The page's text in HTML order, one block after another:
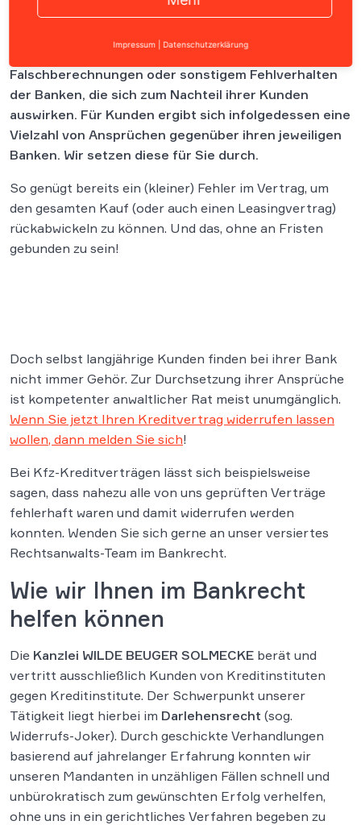
Bankgeschäften zu Falschbelehrungen,
Falschberechnungen oder sonstigem Fehlverhalten
der Banken, die sich zum Nachteil ihrer Kunden
auswirken. Für Kunden ergibt sich infolgedessen eine
Vielzahl von Ansprüchen gegenüber ihren jeweiligen
Banken. Wir setzen diese für Sie durch.
So genügt bereits ein (kleiner) Fehler im Vertrag, um
den gesamten Kauf (oder auch einen Leasingvertrag)
rückabwickeln zu können. Und das, ohne an Fristen
gebunden zu sein!
Doch selbst langjährige Kunden finden bei ihrer Bank
nicht immer Gehör. Zur Durchsetzung ihrer Ansprüche
ist kompetenter anwaltlicher Rat meist unumgänglich.
Wenn Sie jetzt Ihren Kreditvertrag widerrufen lassen
wollen, dann melden Sie sich!
Bei Kfz-Kreditverträgen lässt sich beispielsweise
sagen, dass nahezu alle von uns geprüften Verträge
fehlerhaft waren und damit widerrufen werden
konnten. Wenden Sie sich gerne an unser versiertes
Rechtsanwalts-Team im Bankrecht.
Wie wir Ihnen im Bankrecht
helfen können
Die Kanzlei WILDE BEUGER SOLMECKE berät und
vertritt ausschließlich Kunden von Kreditinstituten
gegen Kreditinstitute. Der Schwerpunkt unserer
Tätigkeit liegt hierbei im Darlehensrecht (sog.
Widerrufs-Joker). Durch geschickte Verhandlungen
basierend auf jahrelanger Erfahrung konnten wir
unseren Mandanten in unzähligen Fällen schnell und
unbürokratisch zum gewünschten Erfolg verhelfen,
ohne uns in ein gerichtliches Verfahren begeben zu
Impressum Datenschutzerklärung